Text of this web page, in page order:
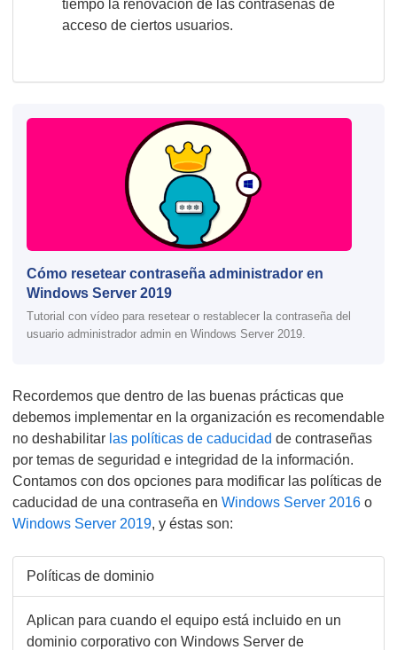
tiempo la renovación de las contraseñas de
acceso de ciertos usuarios.
Cómo resetear contraseña administrador en
Windows Server 2019
Tutorial con vídeo para resetear o restablecer la contraseña del
usuario administrador admin en Windows Server 2019.
Recordemos que dentro de las buenas prácticas que
debemos implementar en la organización es recomendable
no deshabilitar las políticas de caducidad de contraseñas
por temas de seguridad e integridad de la información.
Contamos con dos opciones para modificar las políticas de
caducidad de una contraseña en Windows Server 2016 o
Windows Server 2019, y éstas son:
Políticas de dominio
Aplican para cuando el equipo está incluido en un
dominio corporativo con Windows Server de